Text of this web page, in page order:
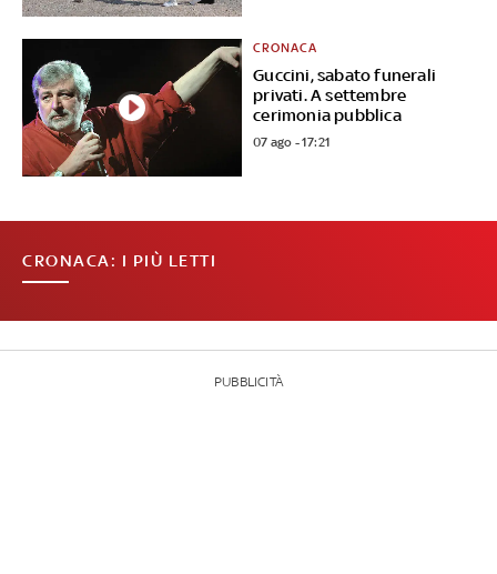
Guccini, sabato funerali
privati. A settembre
cerimonia pubblica
CRONACA
07 ago - 17:21
CRONACA: I PIÙ LETTI
PUBBLICITÀ